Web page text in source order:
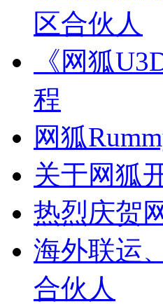
区合伙人
《网狐
程
网狐
关于网狐
热烈庆贺
海外联运
合伙人